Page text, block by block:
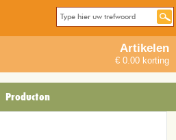
Artikelen
€ 0.00 korting
Producten